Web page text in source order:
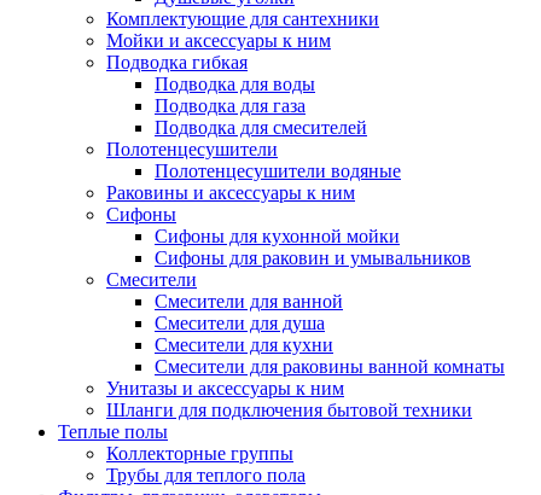
Комплектующие для сантехники
Мойки и аксессуары к ним
Подводка гибкая
Подводка для воды
Подводка для газа
Подводка для смесителей
Полотенцесушители
Полотенцесушители водяные
Раковины и аксессуары к ним
Сифоны
Сифоны для кухонной мойки
Сифоны для раковин и умывальников
Смесители
Смесители для ванной
Смесители для душа
Смесители для кухни
Смесители для раковины ванной комнаты
Унитазы и аксессуары к ним
Шланги для подключения бытовой техники
Теплые полы
Коллекторные группы
Трубы для теплого пола